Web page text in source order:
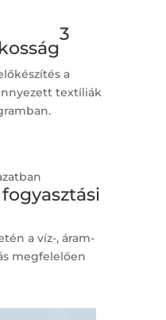
3
a
textíliák
a víz-, áram-
megfelelően